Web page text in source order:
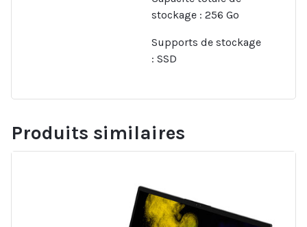
stockage :256 Go
Supports de stockage
:SSD
Produits similaires